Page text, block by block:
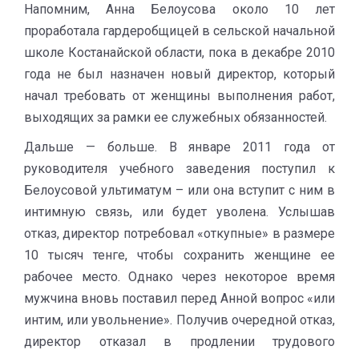
Напомним, Анна Белоусова около 10 лет
проработала гардеробщицей в сельской начальной
школе Костанайской области, пока в декабре 2010
года не был назначен новый директор, который
начал требовать от женщины выполнения работ,
выходящих за рамки ее служебных обязанностей.
Дальше — больше. В январе 2011 года от
руководителя учебного заведения поступил к
Белоусовой ультиматум – или она вступит с ним в
интимную связь, или будет уволена. Услышав
отказ, директор потребовал «откупные» в размере
10 тысяч тенге, чтобы сохранить женщине ее
рабочее место. Однако через некоторое время
мужчина вновь поставил перед Анной вопрос «или
интим, или увольнение». Получив очередной отказ,
директор отказал в продлении трудового